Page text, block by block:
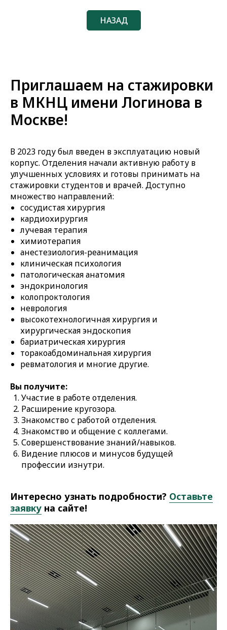
НАЗАД
Приглашаем на стажировки
в МКНЦ имени Логинова в
Москве!
В 2023 году был введен в эксплуатацию новый
корпус. Отделения начали активную работу в
улучшенных условиях и готовы принимать на
стажировки студентов и врачей. Доступно
множество направлений:
сосудистая хирургия
кардиохирургия
лучевая терапия
химиотерапия
анестезиология-реанимация
клиническая психология
патологическая анатомия
эндокринология
колопроктология
неврология
высокотехнологичная хирургия и
хирургическая эндоскопия
бариатрическая хирургия
торакоабдоминальная хирургия
ревматология и многие другие.
Вы получите:
Участие в работе отделения.
Расширение кругозора.
Знакомство с работой отделения.
Знакомство и общение с коллегами.
Совершенствование знаний/навыков.
Видение плюсов и минусов будущей
профессии изнутри.
Интересно узнать подробности? Оставьте
заявку на сайте!